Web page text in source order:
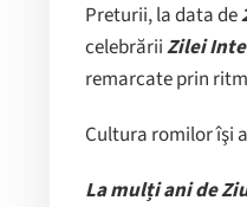
Preturii, la data de
celebrăriiZilei
remarcate prin
Cultura romilor îşi
La mulți ani de